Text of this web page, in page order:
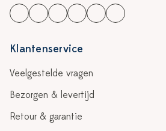
Klantenservice
Veelgestelde vragen
Bezorgen & levertijd
Retour & garantie